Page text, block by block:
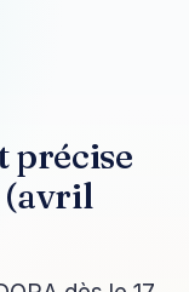
précise
(avril